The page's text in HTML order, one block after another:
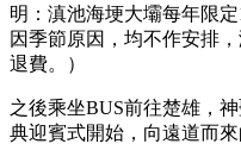
明：滇池海埂大壩每年限
因季節原因，均不作安排
退費。）
之後乘坐BUS前往楚雄，
典迎賓式開始，向遠道而